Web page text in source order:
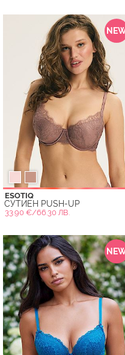
ESOTIQ
СУТИЕН PUSH-UP
33.90 €/66.30 ЛВ.